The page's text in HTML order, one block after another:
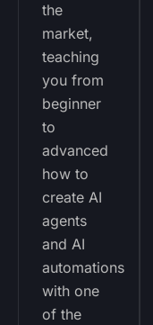
the
market,
teaching
you from
beginner
to
advanced
how to
create AI
agents
and AI
automations
with one
of the